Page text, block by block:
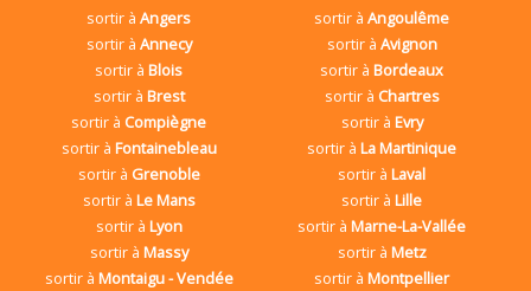
sortir àAngers sortir àAngoulême
sortir à Annecy sortir à Avignon
sortir àBlois sortir àBordeaux
sortir à Brest sortir à Chartres
sortir à Compiègne sortir à Evry
sortir à Fontainebleau sortir àLa Martinique
sortir à Grenoble sortir àLaval
sortir à Le Mans sortir àLille
sortir à Lyon sortir àMarne-La-Vallée
sortir à Massy sortir à Metz
sortir à Montaigu - Vendée sortir àMontpellier